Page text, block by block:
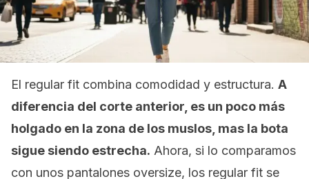
El regular fit combina comodidad y estructura. A
diferencia del corte anterior, es un poco más
holgado en la zona de los muslos, mas la bota
sigue siendo estrecha. Ahora, si lo comparamos
con unos pantalones oversize, los regular fit se